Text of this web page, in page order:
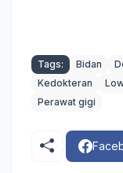
Tags: Bidan
Kedokteran
Perawat gigi